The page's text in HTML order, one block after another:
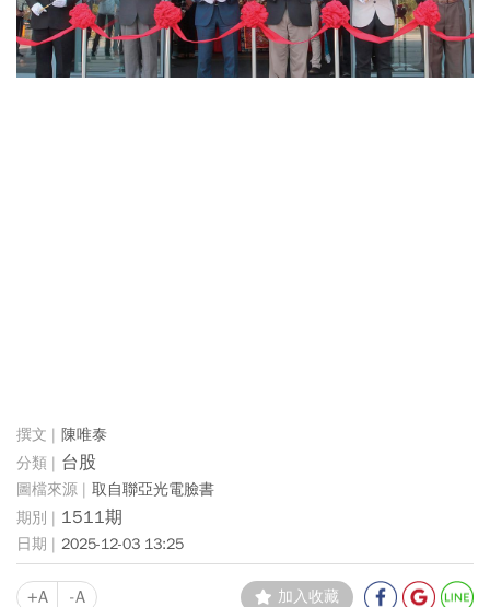
陳唯泰
台股
取自聯亞光電臉書
1511期
2025-12-03 13:25
+A -A 加入收藏